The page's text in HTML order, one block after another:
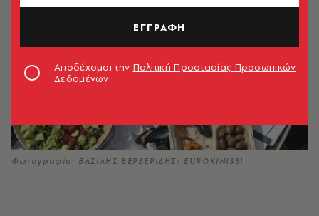
Φωτογραφία: ΒΑΣΙΛΗΣ ΒΕΡΒΕΡΙΔΗΣ/ EUROKINISSI
ΕΓΓΡΑΦΗ
Αποδέχομαι την Πολιτική Προστασίας Προσωπικών
Δεδομένων